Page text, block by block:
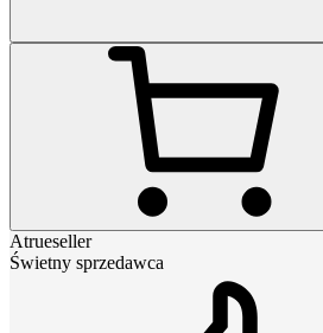
Atrueseller
Świetny sprzedawca